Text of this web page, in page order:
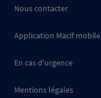
Nous contacter
Application Macif mobile
En cas d'urgence
Mentions légales